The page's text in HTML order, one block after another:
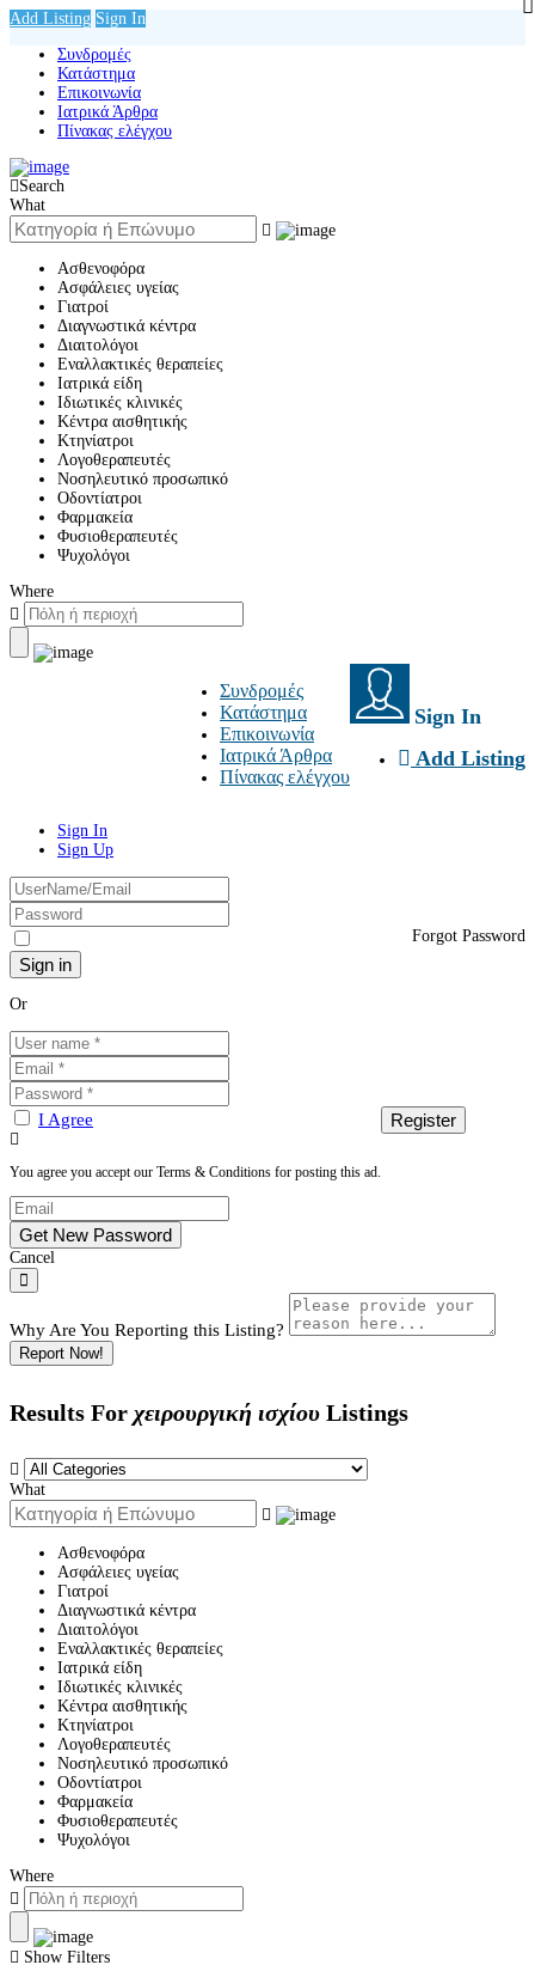
Add Listing Sign In
Συνδρομές
Κατάστημα
Επικοινωνία
Ιατρικά Άρθρα
Πίνακας ελέγχου
Search
What
Ασθενοφόρα
Ασφάλειες υγείας
Γιατροί
Διαγνωστικά κέντρα
Διαιτολόγοι
Εναλλακτικές θεραπείες
Ιατρικά είδη
Ιδιωτικές κλινικές
Κέντρα αισθητικής
Κτηνίατροι
Λογοθεραπευτές
Νοσηλευτικό προσωπικό
Οδοντίατροι
Φαρμακεία
Φυσιοθεραπευτές
Ψυχολόγοι
Where
Sign In
Add Listing
Συνδρομές
Κατάστημα
Επικοινωνία
Ιατρικά Άρθρα
Πίνακας ελέγχου
Sign In
Sign Up
Forgot Password
Or
I Agree
You agree you accept our Terms & Conditions for posting this ad.
Cancel
Why Are You Reporting this Listing?
Report Now!
Results For χειρουργική ισχίου Listings
What
Ασθενοφόρα
Ασφάλειες υγείας
Γιατροί
Διαγνωστικά κέντρα
Διαιτολόγοι
Εναλλακτικές θεραπείες
Ιατρικά είδη
Ιδιωτικές κλινικές
Κέντρα αισθητικής
Κτηνίατροι
Λογοθεραπευτές
Νοσηλευτικό προσωπικό
Οδοντίατροι
Φαρμακεία
Φυσιοθεραπευτές
Ψυχολόγοι
Where
Show Filters